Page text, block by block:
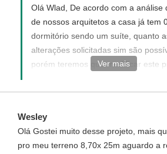
Olá Wlad, De acordo com a análise
de nossos arquitetos a casa já tem
dormitório sendo um suíte, quanto
alterações solicitadas sim são
porém teremos que modificar este
enviaremos uma proposta
como adquirir este projeto com
modificações solicitadas. Disponha
quaisquer dúvida, será um prazer
Ver mais
Wesley
Olá Gostei muito desse projeto, mais
pro meu terreno 8,70x 25m aguardo a